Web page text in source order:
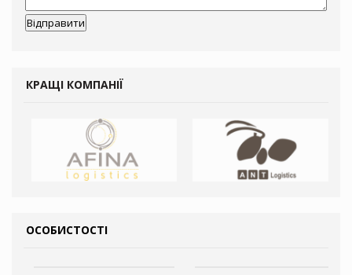
КРАЩІ КОМПАНІЇ
ОСОБИСТОСТІ